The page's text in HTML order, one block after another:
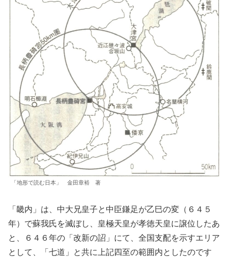
「地形で読む日本」 金田章裕 著
「畿内」は、中大兄皇子と中臣鎌足が乙巳の変（６４５
年）で蘇我氏を滅ぼし、皇極天皇が孝徳天皇に譲位したあ
と、６４６年の「改新の詔」にて、全国支配を示すエリア
として、「七道」と共に上記四至の範囲内としたのです